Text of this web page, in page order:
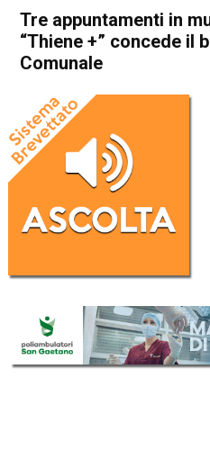
Tre appuntamenti in
“Thiene +” concede il
Comunale
Home Thiene
Cultura e spettacoli Eco dei Comuni
Tre
la rassegna
concede il bis
Comunale
Da Redazione
11 Ottobre 2024 (aggiornato il11